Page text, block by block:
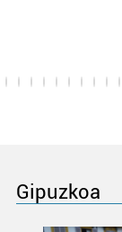
Gipuzkoa